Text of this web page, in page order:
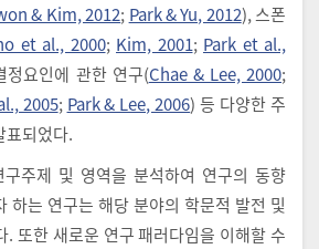
& Kim, 2012; Park & Yu, 2012), 스폰
et al., 2000; Kim, 2001; Park et al.,
정요인에 관한 연구(Chae & Lee, 2000;
2005; Park & Lee, 2006) 등 다양한 주
표되었다.
주제 및 영역을 분석하여 연구의 동향
하는 연구는 해당 분야의 학문적 발전 및
. 또한 새로운 연구 패러다임을 이해할 수